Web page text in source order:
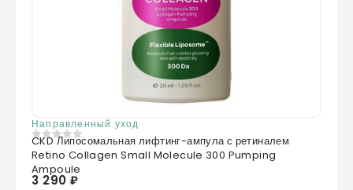
Направленный уход
0из 5
CKD Липосомальная лифтинг-ампула с ретиналем
Retino Collagen Small Molecule 300 Pumping
Ampoule
3 290 ₽